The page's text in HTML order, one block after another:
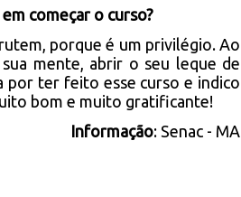
começar o curso?
porque é um privilégio. Ao
mente, abrir o seu leque de
por ter feito esse curso e indico
bom e muito gratificante!
Informação: Senac - MA